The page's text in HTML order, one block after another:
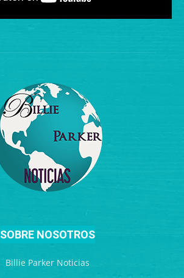
SOBRE NOSOTROS
Billie Parker Noticias